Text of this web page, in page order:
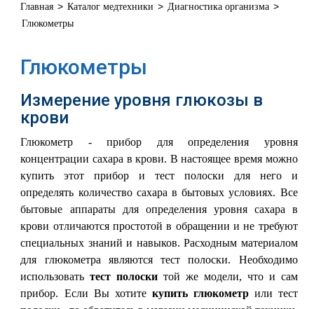
Главная > Каталог медтехники > Диагностика организма >
Глюкометры
Глюкометры
Измерение уровня глюкозы в
крови
Глюкометр - прибор для определения уровня
концентрации сахара в крови. В настоящее время можно
купить этот прибор и тест полоски для него и
определять количество сахара в бытовых условиях. Все
бытовые аппараты для определения уровня сахара в
крови отличаются простотой в обращении и не требуют
специальных знаний и навыков. Расходным материалом
для глюкометра являются тест полоски. Необходимо
использоватьтест полоски той же модели, что и сам
прибор. Если Вы хотите купить глюкометрили тест